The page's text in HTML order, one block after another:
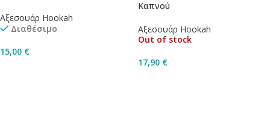
Αξεσουάρ Hookah
Διαθέσιμο
15,00 €
Καπνού
Αξεσουάρ Hookah
Out of stock
17,90 €